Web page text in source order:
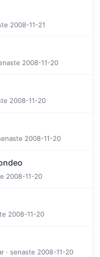
2008-11-21
2008-11-20
2008-11-20
2008-11-20
2008-11-20
2008-11-20
· senaste 2008-11-20